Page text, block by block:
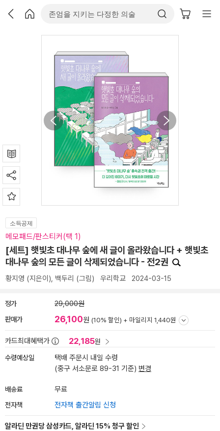
소득공제
메모패드/판스티커(택 1)
[세트] 햇빛초 대나무 숲에 새 글이 올라왔습니다 + 햇빛초
대나무 숲의 모든 글이 삭제되었습니다 - 전2권
황지영 (지은이), 백두리 (그림) 우리학교 2024-03-15
정가 29,000원
판매가 26,100원 (10% 할인) + 마일리지 1,440원
카드최대혜택가 22,185원
수령예상일
택배 주문시 내일 수령
(중구 서소문로 89-31 기준) 변경
배송료 무료
전자책 전자책 출간알림 신청
알라딘 만권당 삼성카드, 알라딘 15% 청구 할인